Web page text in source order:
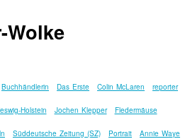
Wolke
Buchhändlerin Das Erste Colin McLaren reporter
Holstein Jochen Klepper Fledermäuse
Süddeutsche Zeitung (SZ) Portrait Annie Waye